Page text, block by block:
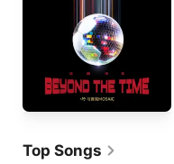
Top Songs